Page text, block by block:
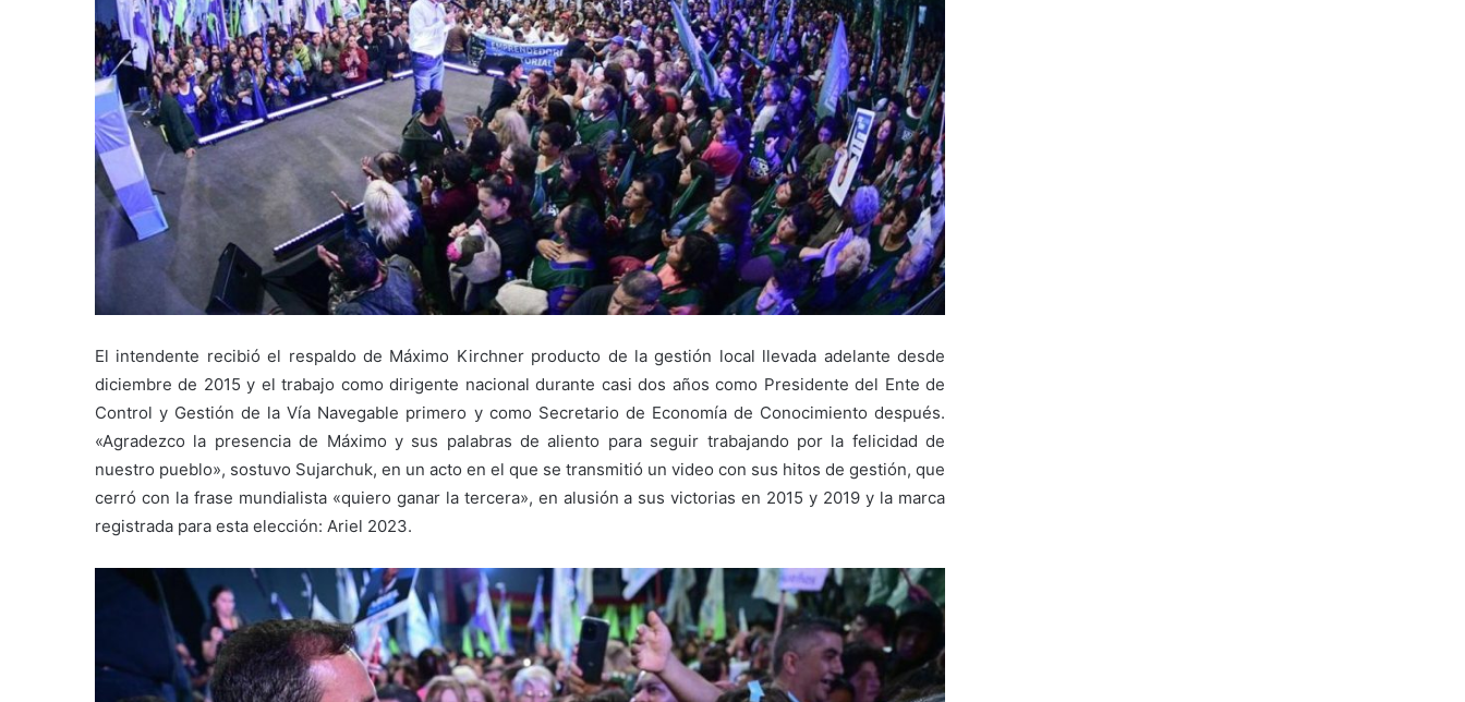
El intendente recibió el respaldo de Máximo Kirchner producto de la gestión local llevada adelante desde
diciembre de 2015 y el trabajo como dirigente nacional durante casi dos años como Presidente del Ente de
Control y Gestión de la Vía Navegable primero y como Secretario de Economía de Conocimiento después.
«Agradezco la presencia de Máximo y sus palabras de aliento para seguir trabajando por la felicidad de
nuestro pueblo», sostuvo Sujarchuk, en un acto en el que se transmitió un video con sus hitos de gestión, que
cerró con la frase mundialista «quiero ganar la tercera», en alusión a sus victorias en 2015 y 2019 y la marca
registrada para esta elección: Ariel 2023.